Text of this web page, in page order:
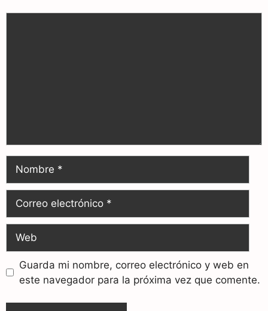
Guarda mi nombre, correo electrónico y web en
este navegador para la próxima vez que comente.